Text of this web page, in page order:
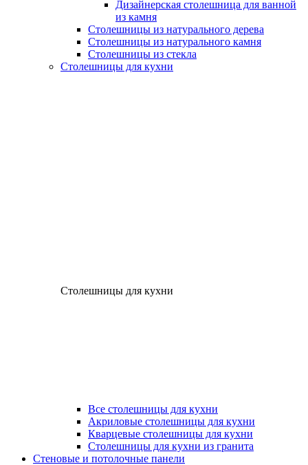
Дизайнерская столешница для ванной
из камня
Столешницы из натурального дерева
Столешницы из натурального камня
Столешницы из стекла
Столешницы для кухни
Столешницы для кухни
Все столешницы для кухни
Акриловые столешницы для кухни
Кварцевые столешницы для кухни
Столешницы для кухни из гранита
Стеновые и потолочные панели